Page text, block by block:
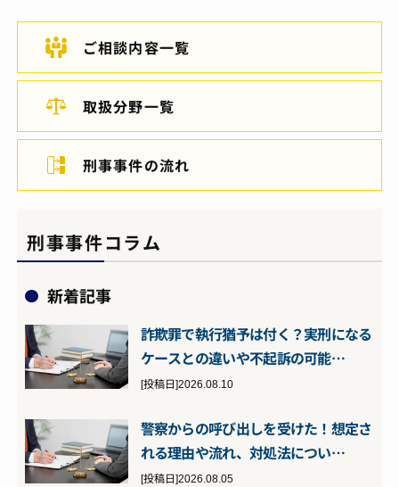
ご相談内容一覧
取扱分野一覧
刑事事件の流れ
刑事事件コラム
新着記事
詐欺罪で執行猶予は付く？実刑になる
ケースとの違いや不起訴の可能…
[投稿日]2026.08.10
警察からの呼び出しを受けた！想定さ
れる理由や流れ、対処法につい…
[投稿日]2026.08.05